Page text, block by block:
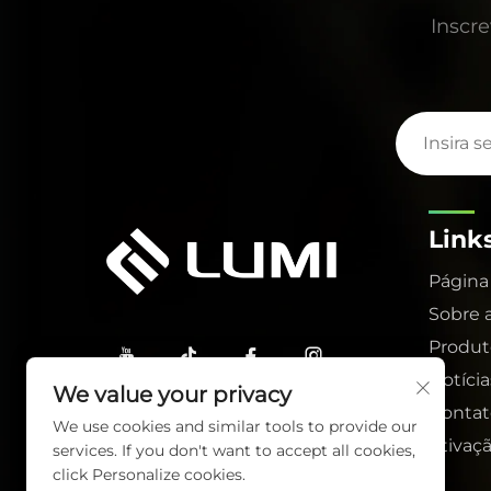
Sobre
We value your privacy
We use cookies and similar tools to provide our
services. If you don't want to accept all cookies,
click Personalize cookies.